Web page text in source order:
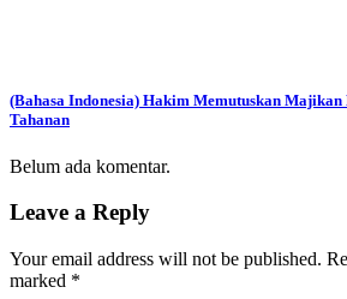
(Bahasa Indonesia) Hakim Memutuskan
Tahanan
Belum ada komentar.
Leave a Reply
Your email address will not be published.
marked *